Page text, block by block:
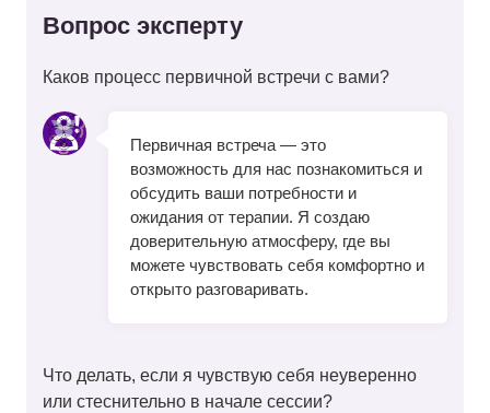
Вопрос эксперту
Каков процесс первичной встречи с вами?
Первичная встреча — это
возможность для нас познакомиться и
обсудить ваши потребности и
ожидания от терапии. Я создаю
доверительную атмосферу, где вы
можете чувствовать себя комфортно и
открыто разговаривать.
Что делать, если я чувствую себя неуверенно
или стеснительно в начале сессии?